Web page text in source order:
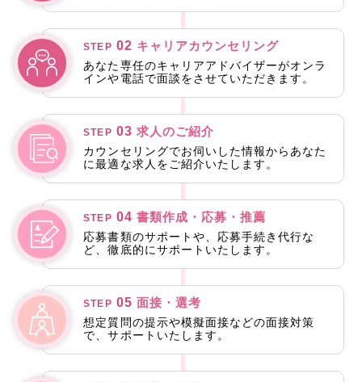
STEP 02 キャリアカウンセリング
あなた専任のキャリアアドバイザーがオンラ
インや電話で面談をさせていただきます。
STEP 03 求人のご紹介
カウンセリングでお伺いした情報からあなた
に最適な求人をご紹介いたします。
STEP 04 書類作成・応募・推薦
応募書類のサポートや、応募手続き代行な
ど、徹底的にサポートいたします。
STEP 05 面接・選考
想定質問の提示や模擬面接などの面接対策
で、サポートいたします。